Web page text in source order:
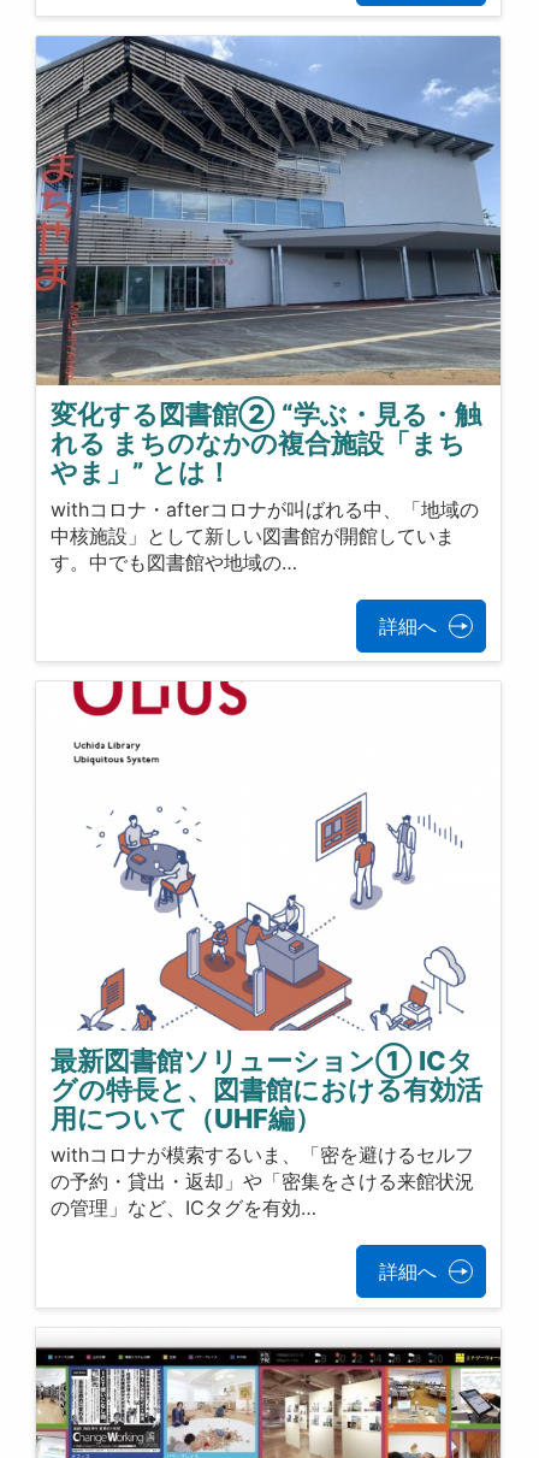
変化する図書館② “学ぶ・見る・触
れる まちのなかの複合施設「まち
やま」” とは！
withコロナ・afterコロナが叫ばれる中、「地域の
中核施設」として新しい図書館が開館していま
す。中でも図書館や地域の…
詳細へ
最新図書館ソリューション① ICタ
グの特長と、図書館における有効活
用について（UHF編）
withコロナが模索するいま、「密を避けるセルフ
の予約・貸出・返却」や「密集をさける来館状況
の管理」など、ICタグを有効…
詳細へ